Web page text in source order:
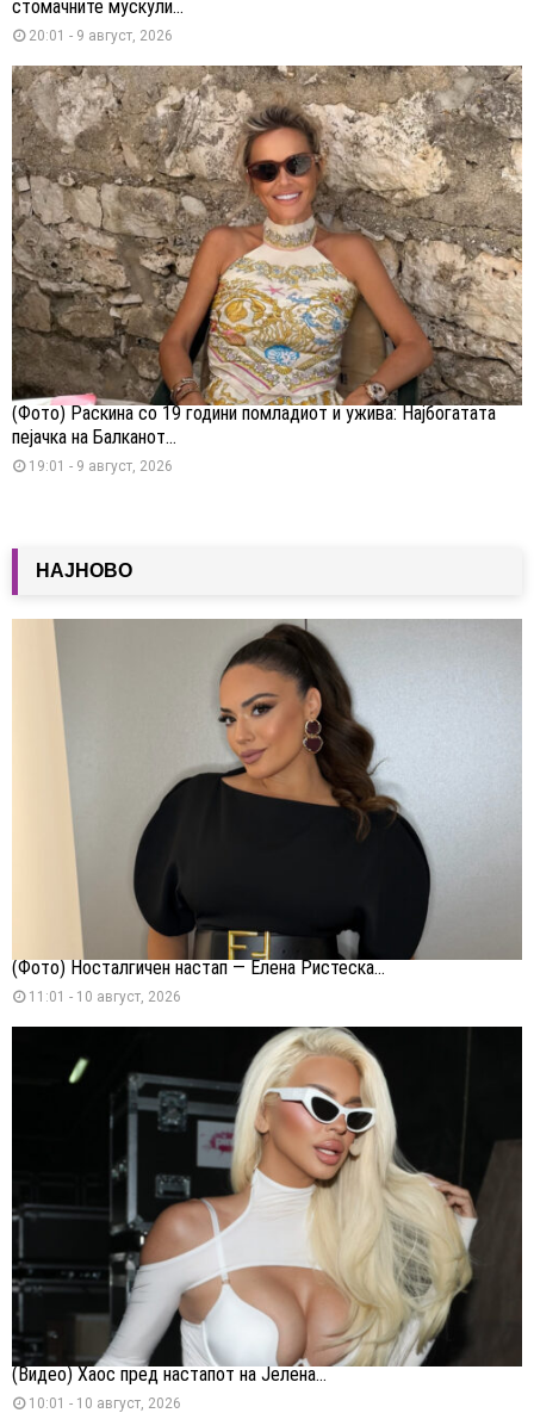
стомачните мускули...
20:01 - 9 август, 2026
(Фото) Раскина со 19 години помладиот и ужива: Најбогатата
пејачка на Балканот...
19:01 - 9 август, 2026
НАЈНОВО
(Фото) Носталгичен настап — Елена Ристеска...
11:01 - 10 август, 2026
(Видео) Хаос пред настапот на Јелена...
10:01 - 10 август, 2026